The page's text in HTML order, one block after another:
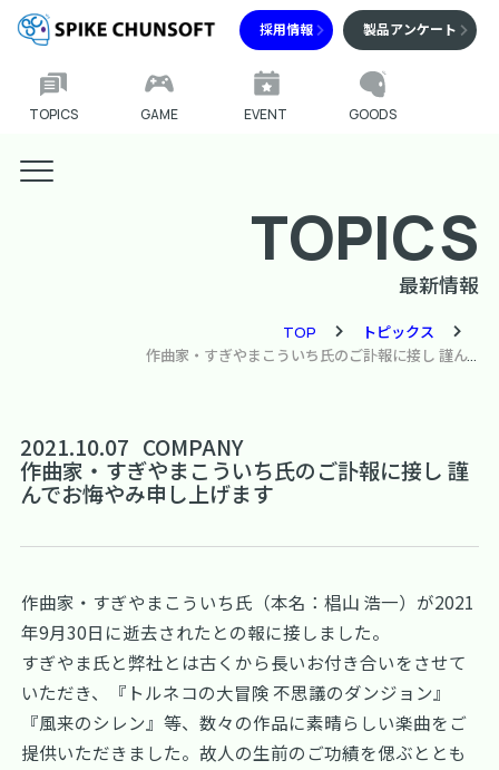
採用情報 製品アンケート
TOPICS GAME EVENT GOODS
TOPICS
最新情報
TOP
トピックス
作曲家・すぎやまこういち氏のご訃報に接し 謹んでお悔やみ申し上げます
2021.10.07 COMPANY
作曲家・すぎやまこういち氏のご訃報に接し 謹
んでお悔やみ申し上げます
作曲家・すぎやまこういち氏（本名：椙山 浩一）が2021
年9月30日に逝去されたとの報に接しました。
すぎやま氏と弊社とは古くから長いお付き合いをさせて
いただき、『トルネコの大冒険 不思議のダンジョン』
『風来のシレン』等、数々の作品に素晴らしい楽曲をご
提供いただきました。故人の生前のご功績を偲ぶととも